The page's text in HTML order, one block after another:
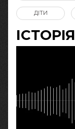
ДІТИ